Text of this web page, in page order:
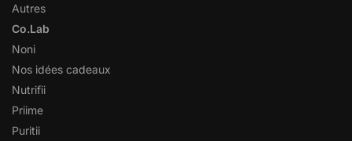
Autres
Co.Lab
Noni
Nos idées cadeaux
Nutrifii
Priime
Puritii